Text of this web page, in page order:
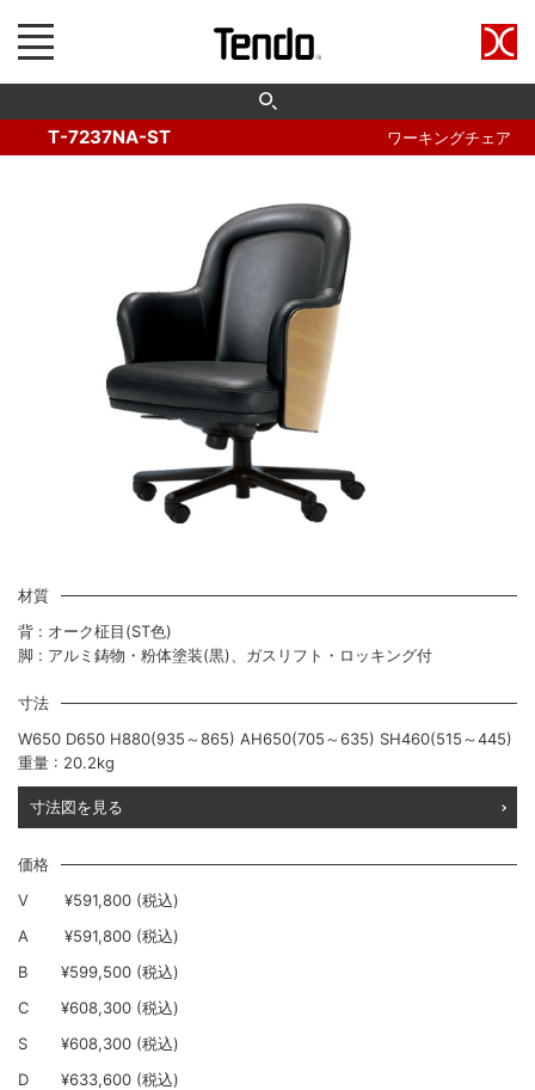
T-7237NA-ST ワーキングチェア
材質
背 : オーク柾目(ST色)
脚 : アルミ鋳物・粉体塗装(黒)、ガスリフト・ロッキング付
寸法
W650 D650 H880(935～865) AH650(705～635) SH460(515～445)
重量 : 20.2kg
寸法図を見る
価格
V
¥591,800 (税込)
A
¥591,800 (税込)
B
¥599,500 (税込)
C
¥608,300 (税込)
S
¥608,300 (税込)
D
¥633,600 (税込)